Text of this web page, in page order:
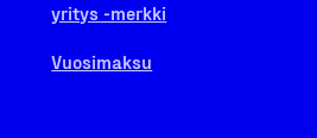
yritys -merkki
Vuosimaksu